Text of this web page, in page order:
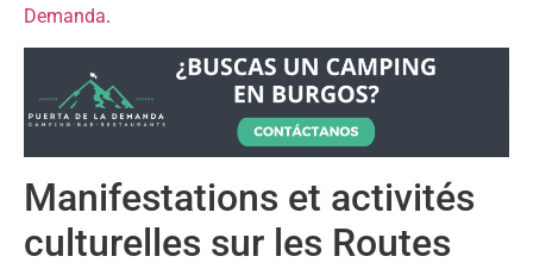
Demanda.
Manifestations et activités
culturelles sur les Routes